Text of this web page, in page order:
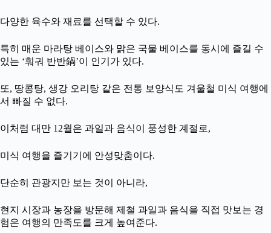
다양한 육수와 재료를 선택할 수 있다.
특히 매운 마라탕 베이스와 맑은 국물 베이스를 동시에 즐길 수
있는 ‘훠궈 반반鍋’이 인기가 있다.
또, 땅콩탕, 생강 오리탕 같은 전통 보양식도 겨울철 미식 여행에
서 빠질 수 없다.
이처럼 대만 12월은 과일과 음식이 풍성한 계절로,
미식 여행을 즐기기에 안성맞춤이다.
단순히 관광지만 보는 것이 아니라,
현지 시장과 농장을 방문해 제철 과일과 음식을 직접 맛보는 경
험은 여행의 만족도를 크게 높여준다.